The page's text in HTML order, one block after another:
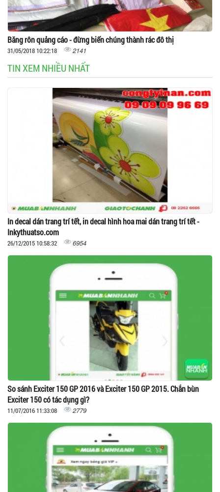
Băng rôn quảng cáo - đừng biến chúng thành rác đô thị
31/05/2018 10:22:18 2141
TIN XEM NHIỀU NHẤT
In decal dán trang trí tết, in decal hình hoa mai dán trang trí tết -
Inkythuatso.com
26/12/2015 10:58:32 6954
So sánh Exciter 150 GP 2016 và Exciter 150 GP 2015. Chắn bùn
Exciter 150 có tác dụng gì?
11/07/2016 11:33:08 2779